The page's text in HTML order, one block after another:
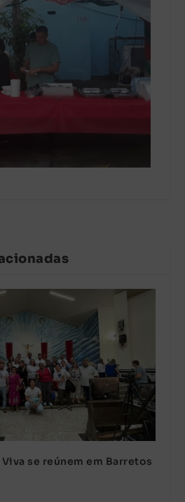
se reúnem em Barretos